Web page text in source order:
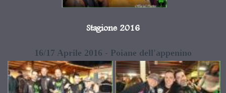
Stagione 2016
16/17 Aprile 2016 - Poiane dell'appenino